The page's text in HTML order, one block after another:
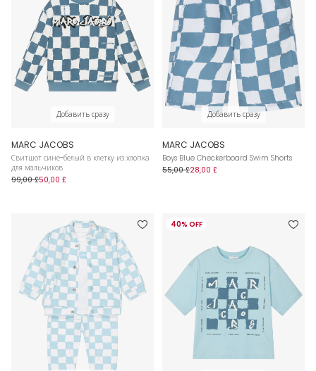
Добавить сразу
MARC JACOBS
Свитшот сине-белый в клетку из хлопка
для мальчиков
99,00 £50,00 £
Добавить сразу
MARC JACOBS
Boys Blue Checkerboard Swim Shorts
55,00 £28,00 £
40% OFF